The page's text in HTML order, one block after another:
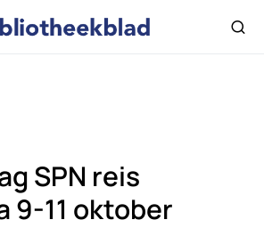
SPN reis
9-11 oktober